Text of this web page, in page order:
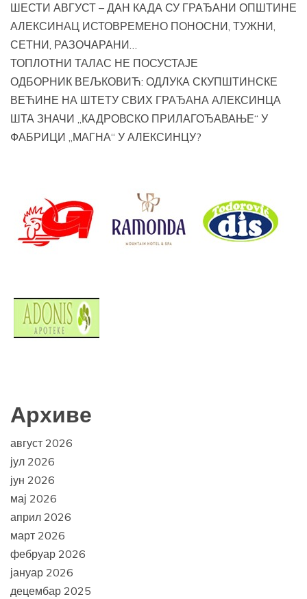
ШЕСТИ АВГУСТ – ДАН КАДА СУ ГРАЂАНИ ОПШТИНЕ
АЛЕКСИНАЦ ИСТОВРЕМЕНО ПОНОСНИ, ТУЖНИ,
СЕТНИ, РАЗОЧАРАНИ…
ТОПЛОТНИ ТАЛАС НЕ ПОСУСТАЈЕ
ОДБОРНИК ВЕЉКОВИЋ: ОДЛУКА СКУПШТИНСКЕ
ВЕЋИНЕ НА ШТЕТУ СВИХ ГРАЂАНА АЛЕКСИНЦА
ШТА ЗНАЧИ „КАДРОВСКО ПРИЛАГОЂАВАЊЕ“ У
ФАБРИЦИ „МАГНА“ У АЛЕКСИНЦУ?
Архиве
август 2026
јул 2026
јун 2026
мај 2026
април 2026
март 2026
фебруар 2026
јануар 2026
децембар 2025